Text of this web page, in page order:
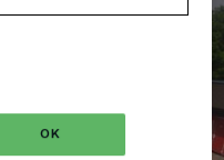
OK